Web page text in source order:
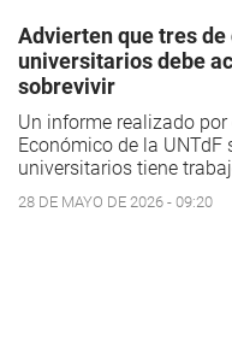
Advierten que tres
universitarios debe
sobrevivir
Un informe realizado
Económico de la UNTdF
universitarios tiene
28 DE MAYO DE 2026 - 09:20